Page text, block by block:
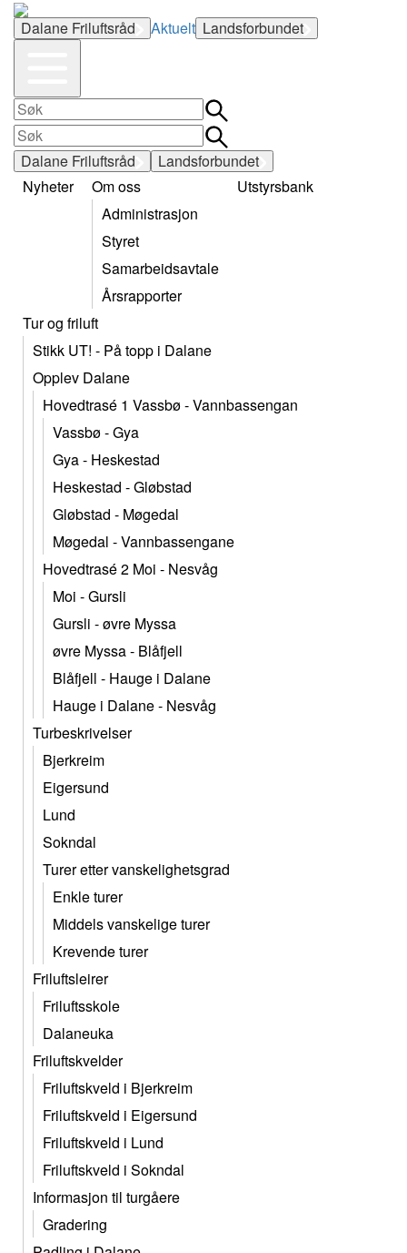
Dalane Friluftsråd Aktuelt Landsforbundet
Dalane Friluftsråd
Landsforbundet
Nyheter
Om oss
Administrasjon
Styret
Samarbeidsavtale
Årsrapporter
Utstyrsbank
Tur og friluft
Stikk UT! - På topp i Dalane
Opplev Dalane
Hovedtrasé 1 Vassbø - Vannbassengan
Vassbø - Gya
Gya - Heskestad
Heskestad - Gløbstad
Gløbstad - Møgedal
Møgedal - Vannbassengane
Hovedtrasé 2 Moi - Nesvåg
Moi - Gursli
Gursli - øvre Myssa
øvre Myssa - Blåfjell
Blåfjell - Hauge i Dalane
Hauge i Dalane - Nesvåg
Turbeskrivelser
Bjerkreim
Eigersund
Lund
Sokndal
Turer etter vanskelighetsgrad
Enkle turer
Middels vanskelige turer
Krevende turer
Friluftsleirer
Friluftsskole
Dalaneuka
Friluftskvelder
Friluftskveld i Bjerkreim
Friluftskveld i Eigersund
Friluftskveld i Lund
Friluftskveld i Sokndal
Informasjon til turgåere
Gradering